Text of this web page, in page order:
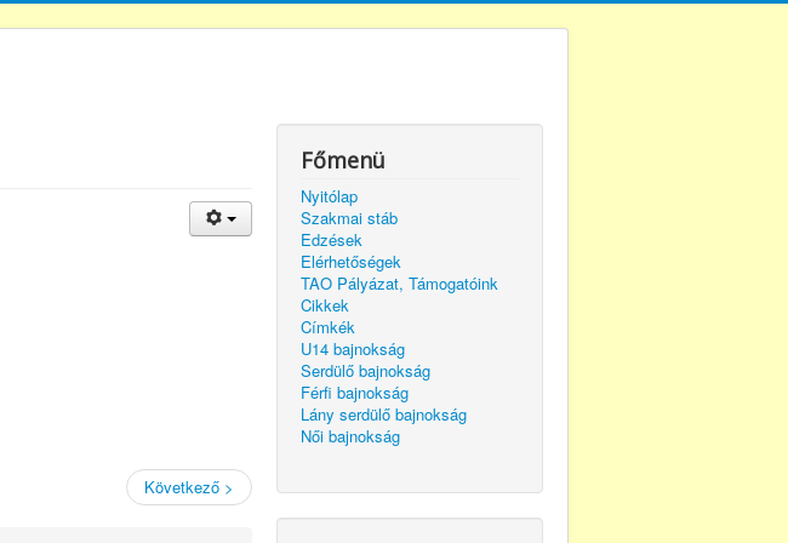
Következő >
Főmenü
Nyitólap
Szakmai stáb
Edzések
Elérhetőségek
TAO Pályázat, Támogatóink
Cikkek
Címkék
U14 bajnokság
Serdülő bajnokság
Férfi bajnokság
Lány serdülő bajnokság
Női bajnokság